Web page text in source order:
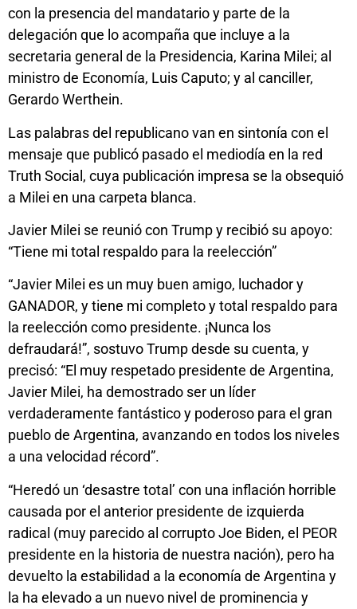
con la presencia del mandatario y parte de la
delegación que lo acompaña que incluye a la
secretaria general de la Presidencia, Karina Milei; al
ministro de Economía, Luis Caputo; y al canciller,
Gerardo Werthein.
Las palabras del republicano van en sintonía con el
mensaje que publicó pasado el mediodía en la red
Truth Social, cuya publicación impresa se la obsequió
a Milei en una carpeta blanca.
Javier Milei se reunió con Trump y recibió su apoyo:
“Tiene mi total respaldo para la reelección”
“Javier Milei es un muy buen amigo, luchador y
GANADOR, y tiene mi completo y total respaldo para
la reelección como presidente. ¡Nunca los
defraudará!”, sostuvo Trump desde su cuenta, y
precisó: “El muy respetado presidente de Argentina,
Javier Milei, ha demostrado ser un líder
verdaderamente fantástico y poderoso para el gran
pueblo de Argentina, avanzando en todos los niveles
a una velocidad récord”.
“Heredó un ‘desastre total’ con una inflación horrible
causada por el anterior presidente de izquierda
radical (muy parecido al corrupto Joe Biden, el PEOR
presidente en la historia de nuestra nación), pero ha
devuelto la estabilidad a la economía de Argentina y
la ha elevado a un nuevo nivel de prominencia y